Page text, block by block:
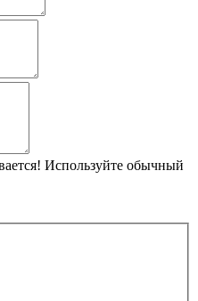
Используйте обычный